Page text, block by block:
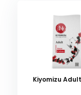
Kiyomizu